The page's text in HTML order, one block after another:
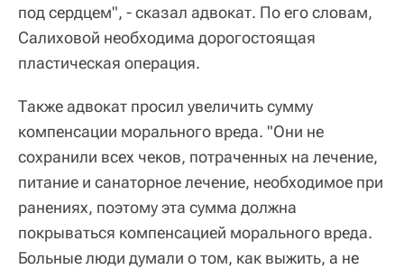
под сердцем", - сказал адвокат. По его словам,
Салиховой необходима дорогостоящая
пластическая операция.
Также адвокат просил увеличить сумму
компенсации морального вреда. "Они не
сохранили всех чеков, потраченных на лечение,
питание и санаторное лечение, необходимое при
ранениях, поэтому эта сумма должна
покрываться компенсацией морального вреда.
Больные люди думали о том, как выжить, а не